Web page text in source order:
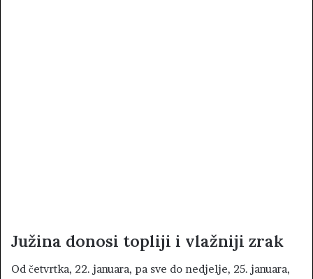
Južina donosi topliji i vlažniji zrak
Od četvrtka, 22. januara, pa sve do nedjelje, 25. januara,